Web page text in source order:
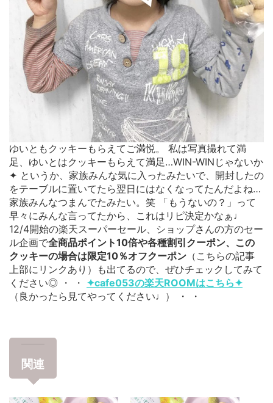
ゆいともクッキーもらえてご満悦。 私は写真撮れて満
足、ゆいとはクッキーもらえて満足…WIN-WINじゃないか
✦ というか、家族みんな気に入ったみたいで、開封したの
をテーブルに置いてたら翌日にはなくなってたんだよね…
家族みんなつまんでたみたい。笑 「もうないの？」って
早々にみんな言ってたから、これはリピ決定かなぁ♩
12/4開始の楽天スーパーセール、ショップさんの方のセー
ル企画で全商品ポイント10倍や各種割引クーポン、この
クッキーの場合は限定10％オフクーポン （こちらの記事
上部にリンクあり）も出てるので、ぜひチェックしてみて
ください◎ ・ ・ ✦cafe053の楽天ROOMはこちら✦
（良かったら見てやってください♩）
・ ・
関連